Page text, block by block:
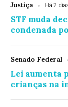
Justiça Há 2
STF muda
condenada
Senado Federal
Lei aumenta
crianças na